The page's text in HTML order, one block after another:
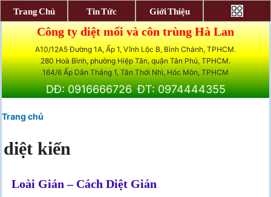
Công ty diệt mối và côn trùng Hà Lan
A10/12A5 Đường 1A, Ấp 1, Vĩnh Lộc B, Bình Chánh, TPHCM.
280 Hoà Bình, phường Hiệp Tân, quận Tân Phú, TPHCM.
164/6 Ấp Dân Thắng 1, Tân Thới Nhì, Hóc Môn, TPHCM
DĐ: 0916666726 ĐT: 0974444355
Trang chủ
diệt kiến
Loài Gián – Cách Diệt Gián
Trang Chủ Tin Tức Giới Thiệu